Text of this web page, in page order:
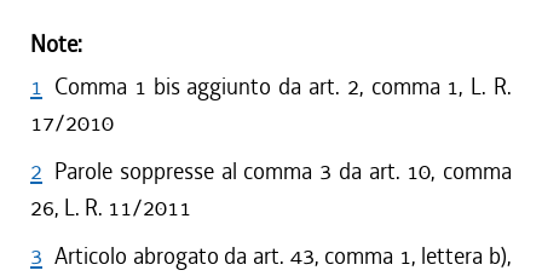
Note:
1 Comma 1 bis aggiunto da art. 2, comma 1, L. R.
17/2010
2 Parole soppresse al comma 3 da art. 10, comma
26, L. R. 11/2011
3 Articolo abrogato da art. 43, comma 1, lettera b),